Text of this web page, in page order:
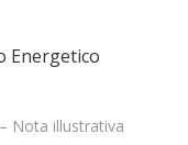
Energetico
Nota illustrativa